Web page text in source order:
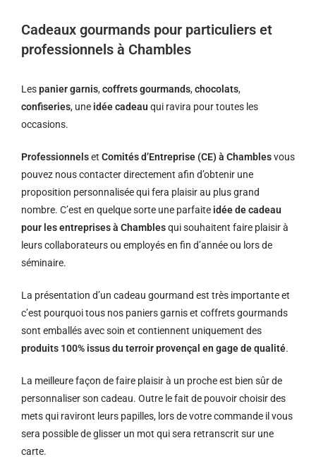
Cadeaux gourmands pour particuliers et
professionnels à Chambles
Lespanier garnis,coffrets gourmands,chocolats,
confiseries, une idée cadeau qui ravira pour toutes les
occasions.
Professionnelset Comités d’Entreprise (CE) à Chamblesvous
pouvez nous contacter directement afin d’obtenir une
proposition personnalisée qui fera plaisir au plus grand
nombre. C’est en quelque sorte une parfaite idée de cadeau
pour les entreprises à Chamblesqui souhaitent faire plaisir à
leurs collaborateurs ou employés en fin d’année ou lors de
séminaire.
La présentation d’un cadeau gourmand est très importante et
c’est pourquoi tous nos paniers garnis et coffrets gourmands
sont emballés avec soin et contiennent uniquement des
produits 100% issus du terroir provençal en gage de qualité.
La meilleure façon de faire plaisir à un proche est bien sûr de
personnaliser son cadeau. Outre le fait de pouvoir choisir des
mets qui raviront leurs papilles, lors de votre commande il vous
sera possible de glisser un mot qui sera retranscrit sur une
carte.